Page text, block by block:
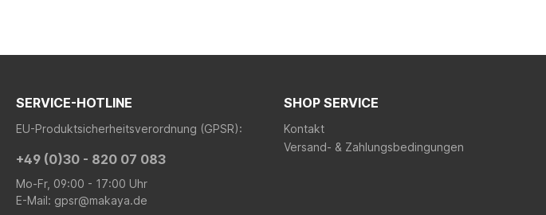
SERVICE-HOTLINE
EU-Produktsicherheitsverordnung (GPSR):
+49 (0)30 - 820 07 083
Mo-Fr, 09:00 - 17:00 Uhr
E-Mail: gpsr@makaya.de
SHOP SERVICE
Kontakt
Versand- & Zahlungsbedingungen